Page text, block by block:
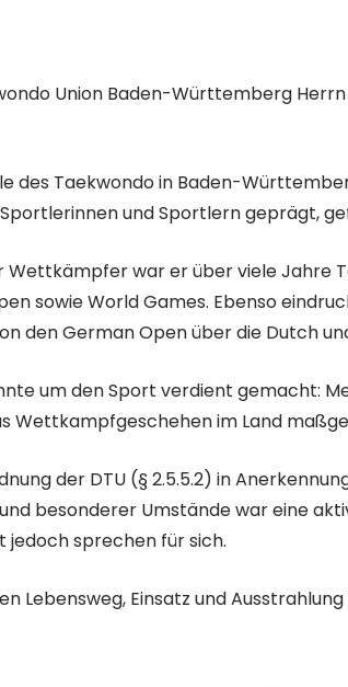
Union Baden-Württemberg Herrn
des Taekwondo in Baden-
und Sportlern geprägt,
war er über viele Jahre
sowie World Games. Ebenso
den German Open über die Dutch
um den Sport verdient gemacht:
Wettkampfgeschehen im Land
der DTU (§ 2.5.5.2) in
besonderer Umstände war eine
jedoch sprechen für sich.
Lebensweg, Einsatz und